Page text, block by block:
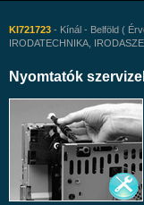
KI721723 - Kínál - Belföld (
IRODATECHNIKA,
Nyomtatók